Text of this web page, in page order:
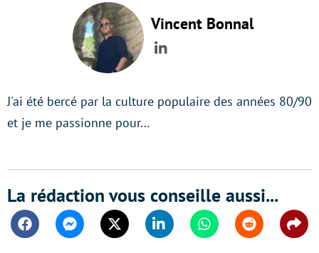
Vincent Bonnal
LinkedIn
J'ai été bercé par la culture populaire des années 80/90
et je me passionne pour…
La rédaction vous conseille aussi...
FacebookMessengerTwitter Linkedin WhatsappReddit